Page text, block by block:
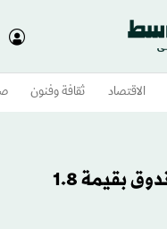
الاقتصاد ثقافة وفنون
ترمب يتراجع عن تخصيص صندوق بقيمة 1.8